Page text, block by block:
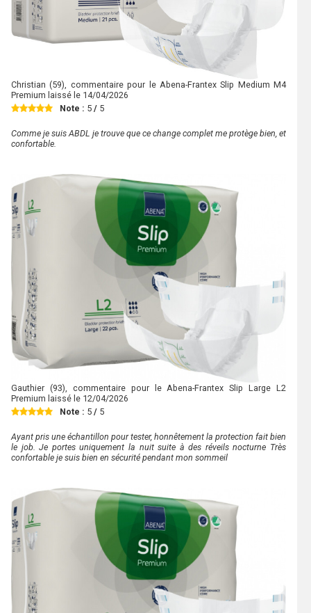
Christian (59), commentaire pour le Abena-Frantex Slip Medium M4
Premium laissé le 14/04/2026
Note : 5 / 5
Comme je suis ABDL je trouve que ce change complet me protège bien, et
confortable.
Gauthier (93), commentaire pour le Abena-Frantex Slip Large L2
Premium laissé le 12/04/2026
Note : 5 / 5
Ayant pris une échantillon pour tester, honnêtement la protection fait bien
le job. Je portes uniquement la nuit suite à des réveils nocturne Très
confortable je suis bien en sécurité pendant mon sommeil